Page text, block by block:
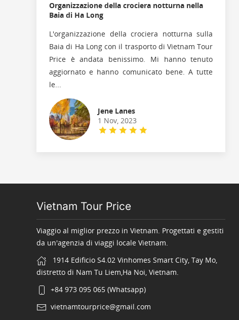
Organizzazione della crociera notturna nella
Baia di Ha Long
L'organizzazione della crociera notturna sulla
Baia di Ha Long con il trasporto di Vietnam Tour
Price è andata benissimo. Mi hanno tenuto
aggiornato e hanno comunicato bene. A tutte
le...
Jene Lanes
1 Nov, 2023
Vietnam Tour Price
Viaggio al miglior prezzo in Vietnam. Progettati e gestiti
da un'agenzia di viaggi locale Vietnam.
1914 Edificio S4.02 Vinhomes Smart City, Tay Mo,
distretto di Nam Tu Liem,Ha Noi, Vietnam.
+84 973 095 065 (Whatsapp)
vietnamtourprice@gmail.com